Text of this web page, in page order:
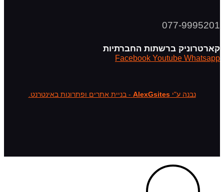
077-9995201
קארטרוניק ברשתות החברתיות
Facebook Youtube Whatsapp
נבנה ע"יAlexGsites - בניית אתרים ופתרונות באינטרנט.